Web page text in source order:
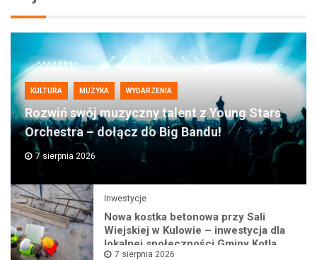
KULTURA MUZYKA WYDARZENIA
Rozwiń swój muzyczny talent z Young Stars
Orchestra – dołącz do Big Bandu!
7 sierpnia 2026
Inwestycje
Nowa kostka betonowa przy Sali
Wiejskiej w Kulowie – inwestycja dla
lokalnej społeczności Gminy Kotla
7 sierpnia 2026